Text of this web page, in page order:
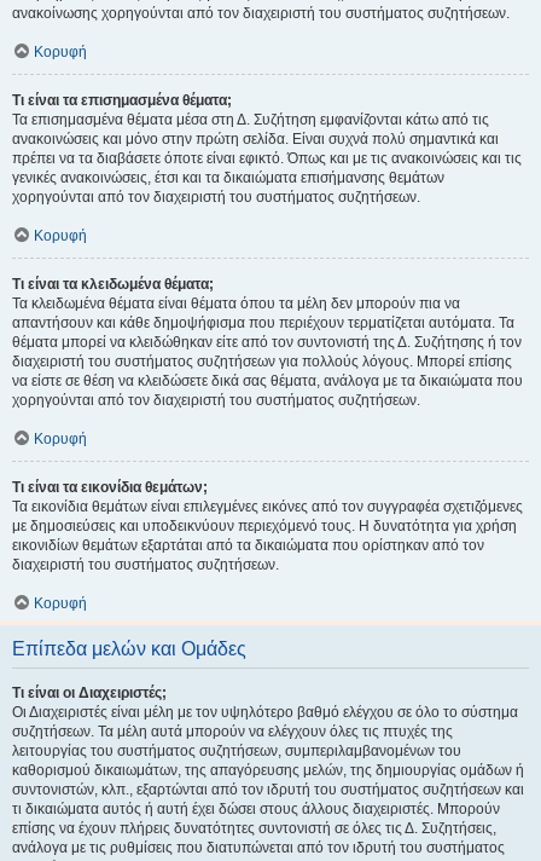
ανακοίνωσης χορηγούνται από τον διαχειριστή του συστήματος συζητήσεων.
Κορυφή
Τι είναι τα επισημασμένα θέματα;
Τα επισημασμένα θέματα μέσα στη Δ. Συζήτηση εμφανίζονται κάτω από τις
ανακοινώσεις και μόνο στην πρώτη σελίδα. Είναι συχνά πολύ σημαντικά και
πρέπει να τα διαβάσετε όποτε είναι εφικτό. Όπως και με τις ανακοινώσεις και τις
γενικές ανακοινώσεις, έτσι και τα δικαιώματα επισήμανσης θεμάτων
χορηγούνται από τον διαχειριστή του συστήματος συζητήσεων.
Κορυφή
Τι είναι τα κλειδωμένα θέματα;
Τα κλειδωμένα θέματα είναι θέματα όπου τα μέλη δεν μπορούν πια να
απαντήσουν και κάθε δημοψήφισμα που περιέχουν τερματίζεται αυτόματα. Τα
θέματα μπορεί να κλειδώθηκαν είτε από τον συντονιστή της Δ. Συζήτησης ή τον
διαχειριστή του συστήματος συζητήσεων για πολλούς λόγους. Μπορεί επίσης
να είστε σε θέση να κλειδώσετε δικά σας θέματα, ανάλογα με τα δικαιώματα που
χορηγούνται από τον διαχειριστή του συστήματος συζητήσεων.
Κορυφή
Τι είναι τα εικονίδια θεμάτων;
Τα εικονίδια θεμάτων είναι επιλεγμένες εικόνες από τον συγγραφέα σχετιζόμενες
με δημοσιεύσεις και υποδεικνύουν περιεχόμενό τους. Η δυνατότητα για χρήση
εικονιδίων θεμάτων εξαρτάται από τα δικαιώματα που ορίστηκαν από τον
διαχειριστή του συστήματος συζητήσεων.
Κορυφή
Επίπεδα μελών και Ομάδες
Τι είναι οι Διαχειριστές;
Οι Διαχειριστές είναι μέλη με τον υψηλότερο βαθμό ελέγχου σε όλο το σύστημα
συζητήσεων. Τα μέλη αυτά μπορούν να ελέγχουν όλες τις πτυχές της
λειτουργίας του συστήματος συζητήσεων, συμπεριλαμβανομένων του
καθορισμού δικαιωμάτων, της απαγόρευσης μελών, της δημιουργίας ομάδων ή
συντονιστών, κλπ., εξαρτώνται από τον ιδρυτή του συστήματος συζητήσεων και
τι δικαιώματα αυτός ή αυτή έχει δώσει στους άλλους διαχειριστές. Μπορούν
επίσης να έχουν πλήρεις δυνατότητες συντονιστή σε όλες τις Δ. Συζητήσεις,
ανάλογα με τις ρυθμίσεις που διατυπώνεται από τον ιδρυτή του συστήματος